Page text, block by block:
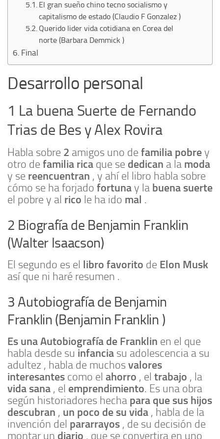
El gran sueño chino tecno socialismo y
capitalismo de estado (Claudio F Gonzalez )
Querido lider vida cotidiana en Corea del
norte (Barbara Demmick )
Final
Desarrollo personal
1 La buena Suerte de Fernando
Trias de Bes y Alex Rovira
Habla sobre 2 amigos uno de familia pobrey
otro de familia rica que se dedican a la moda
y se reencuentran , y ahí el libro habla sobre
cómo se ha forjado fortunay la buena suerte
el pobre y al rico le ha ido mal .
2 Biografía de Benjamin Franklin
(Walter Isaacson)
El segundo es el libro favorito de Elon Musk
así que ni haré resumen .
3 Autobiografía de Benjamin
Franklin (Benjamin Franklin )
Es una Autobiografía de Franklin en el que
habla desde su infancia su adolescencia a su
adultez , habla de muchosvalores
interesantes como el ahorro , el trabajo , la
vida sana , el emprendimiento. Es una obra
según historiadores hecha para que sus hijos
descubran , un poco de su vida , habla de la
invención del pararrayos , de su decisión de
montar un diario , que se convertira en uno